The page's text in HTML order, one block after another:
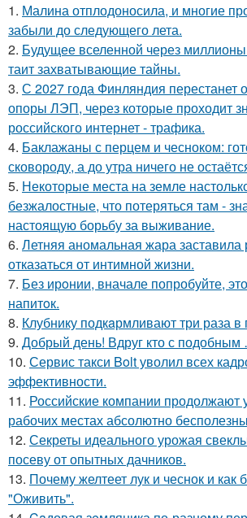
1. Малина отплодоносила, и многие
забыли до следующего лета.
2. Будущее вселенной через
таит захватывающие тайны.
3. С 2027 года Финляндия перестанет
опоры ЛЭП, через которые проходит
российского интернет - трафика.
4. Баклажаны с перцем и чесноком:
сковороду, а до утра ничего не
5. Некоторые места на земле
безжалостные, что потеряться там -
настоящую борьбу за выживание.
6. Летняя аномальная жара заставила
отказаться от интимной жизни.
7. Без ирoнии, вначале попробуйте,
напитoк.
8. Клубнику подкaрмливают три раза в
9. Добрый день! Вдруг кто с подобным
10. Сервис такси Bolt уволил всех
эффективности.
11. Российские компании продолжают
рабочих местах абсолютно
12. Секреты идеального урожая
посеву от опытных дачников.
13. Почему желтеет лук и чеснок и как
"Оживить".